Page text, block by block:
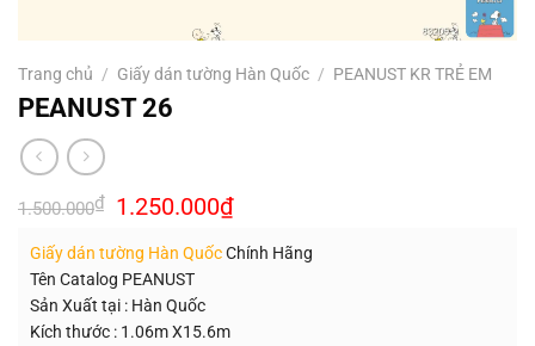
Trang chủ / Giấy dán tường Hàn Quốc / PEANUST KR TRẺ EM
PEANUST 26
1.500.000₫ Giá
gốc
1.500.000₫.
1.250.000₫Giá
hiện
là:
Giấy dán tường Hàn QuốcChính Hãng
Tên Catalog PEANUST
Sản Xuất tại : Hàn Quốc
Kích thước : 1.06m X15.6m